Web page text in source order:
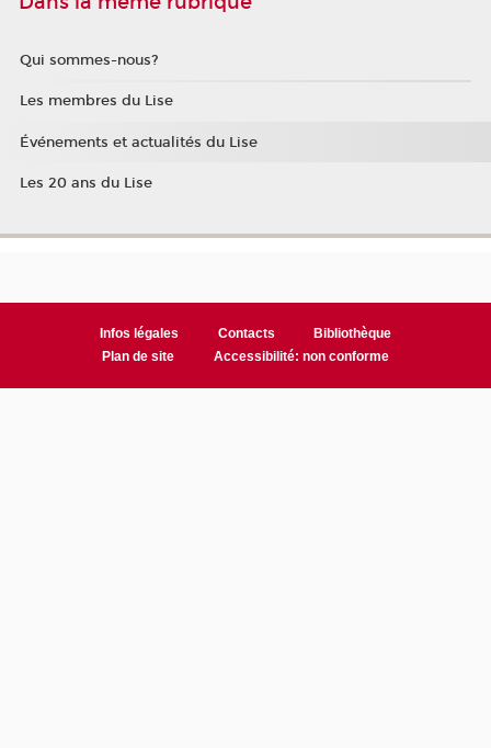
Qui sommes-nous?
Les membres du Lise
Événements et actualités du Lise
Les 20 ans du Lise
Infos légales Contacts
Bibliothèque
Plan de site
Accessibilité: non conforme